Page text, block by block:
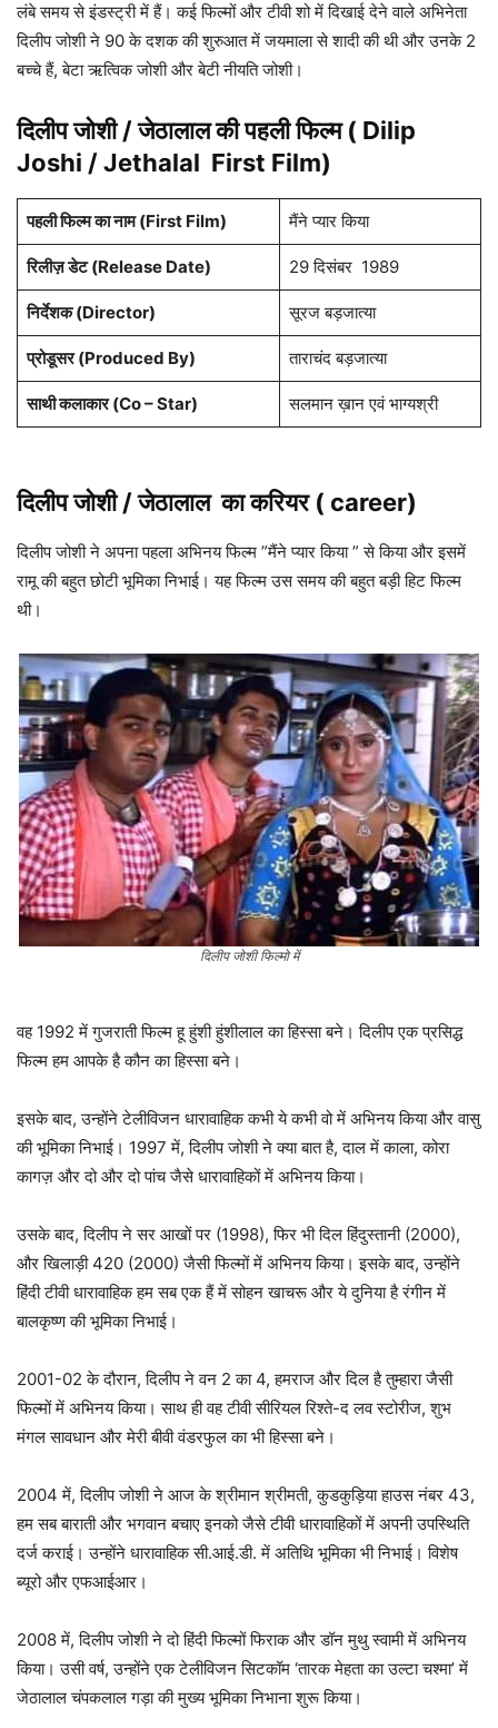
लंबे समय से इंडस्ट्री में हैं। कई फिल्मों और टीवी शो में दिखाई देने वाले अभिनेता
दिलीप जोशी ने 90 के दशक की शुरुआत में जयमाला से शादी की थी और उनके 2
बच्चे हैं, बेटा ऋत्विक जोशी और बेटी नीयति जोशी।
दिलीप जोशी / जेठालालकी पहली फिल्म ( Dilip
Joshi / Jethalal First Film)
पहली फिल्म का नाम (First Film) मैंने प्यार किया
रिलीज़ डेट (Release Date) 29 दिसंबर 1989
निर्देशक (Director) सूरज बड़जात्या
प्रोडूसर (Produced By) ताराचंद बड़जात्या
साथी कलाकार (Co – Star) सलमान ख़ान एवं भाग्यश्री
दिलीप जोशी / जेठालालका करियर ( career)
दिलीप जोशी ने अपना पहला अभिनय फिल्म ”मैंने प्यार किया ” से किया और इसमें
रामू की बहुत छोटी भूमिका निभाई। यह फिल्म उस समय की बहुत बड़ी हिट फिल्म
थी।
दिलीप जोशी फिल्मो में
वह 1992 में गुजराती फिल्म हू हुंशी हुंशीलाल का हिस्सा बने। दिलीप एक प्रसिद्ध
फिल्म हम आपके है कौन का हिस्सा बने।
इसके बाद, उन्होंने टेलीविजन धारावाहिक कभी ये कभी वो में अभिनय किया और वासु
की भूमिका निभाई। 1997 में, दिलीप जोशी ने क्या बात है, दाल में काला, कोरा
कागज़ और दो और दो पांच जैसे धारावाहिकों में अभिनय किया।
उसके बाद, दिलीप ने सर आखों पर (1998), फिर भी दिल हिंदुस्तानी (2000),
और खिलाड़ी 420 (2000) जैसी फिल्मों में अभिनय किया। इसके बाद, उन्होंने
हिंदी टीवी धारावाहिक हम सब एक हैं में सोहन खाचरू और ये दुनिया है रंगीन में
बालकृष्ण की भूमिका निभाई।
2001-02 के दौरान, दिलीप ने वन 2 का 4, हमराज और दिल है तुम्हारा जैसी
फिल्मों में अभिनय किया। साथ ही वह टीवी सीरियल रिश्ते-द लव स्टोरीज, शुभ
मंगल सावधान और मेरी बीवी वंडरफुल का भी हिस्सा बने।
2004 में, दिलीप जोशी ने आज के श्रीमान श्रीमती, कुडकुड़िया हाउस नंबर 43,
हम सब बाराती और भगवान बचाए इनको जैसे टीवी धारावाहिकों में अपनी उपस्थिति
दर्ज कराई। उन्होंने धारावाहिक सी.आई.डी. में अतिथि भूमिका भी निभाई। विशेष
ब्यूरो और एफआईआर।
2008 में, दिलीप जोशी ने दो हिंदी फिल्मों फिराक और डॉन मुथु स्वामी में अभिनय
किया। उसी वर्ष, उन्होंने एक टेलीविजन सिटकॉम ‘तारक मेहता का उल्टा चश्मा’ में
जेठालाल चंपकलाल गड़ा की मुख्य भूमिका निभाना शुरू किया।